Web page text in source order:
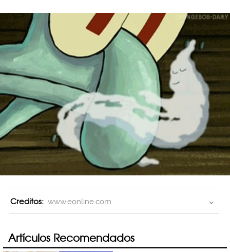
Creditos: www.eonline.com
Artículos Recomendados